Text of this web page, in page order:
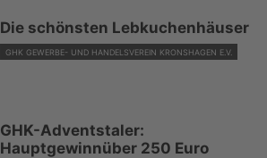
Die schönsten Lebkuchenhäuser
GHK GEWERBE- UND HANDELSVEREIN KRONSHAGEN E.V.
GHK-Adventstaler:
Hauptgewinnüber 250 Euro